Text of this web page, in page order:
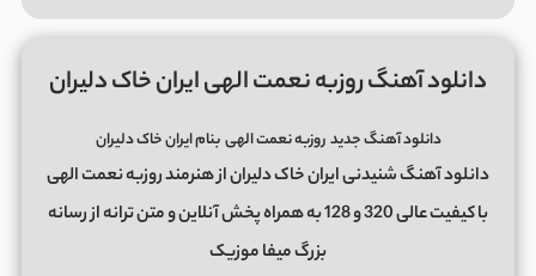
دانلود آهنگ روزبه نعمت الهی ایران خاک دلیران
دانلود آهنگ جدید روزبه نعمت الهیبنام ایران خاک دلیران
دانلود آهنگ شنیدنی ایران خاک دلیران از هنرمند روزبه نعمت الهی
با کیفیت عالی 320 و 128 به همراه پخش آنلاین و متن ترانه از رسانه
بزرگ میفا موزیک